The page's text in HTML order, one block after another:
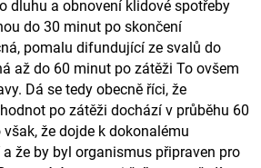
dluhu a obnovení klidové spotřeby
do 30 minut po skončení
pomalu difundující ze svalů do
až do 60 minut po zátěži To ovšem
Dá se tedy obecně říci, že
po zátěži dochází v průběhu 60
však, že dojde k dokonalému
že by byl organismus připraven pro